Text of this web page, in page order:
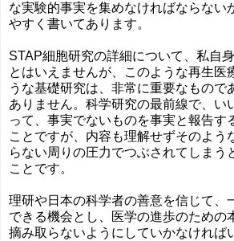
な実験的事実を集めなければならない
やすく書いてあります。
STAP細胞研究の詳細について、私自
とはいえませんが、このような再生医
うな基礎研究は、非常に重要なもので
ありません。科学研究の最前線で、い
って、事実でないものを事実と報告す
ことですが、内容も理解せずそのよう
らない周りの圧力でつぶされてしまう
ことです。
理研や日本の科学者の善意を信じて、
できる機会とし、医学の進歩のための
摘み取らないようにしていかなければ